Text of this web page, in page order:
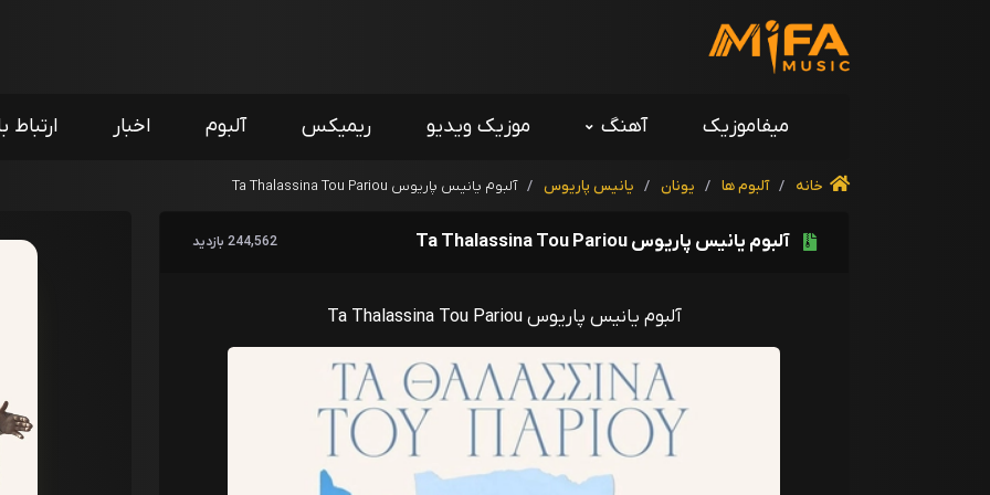
میفاموزیک آهنگ موزیک ویدیو ریمیکس آلبوم اخبار ارتباط
خانه / آلبوم ها / یونان / یانیس پاریوس / آلبوم یانیس پاریوس Ta Thalassina Tou Pariou
آلبوم یانیس پاریوس Ta Thalassina Tou Pariou 244,562 بازدید
آلبوم یانیس پاریوس Ta Thalassina Tou Pariou